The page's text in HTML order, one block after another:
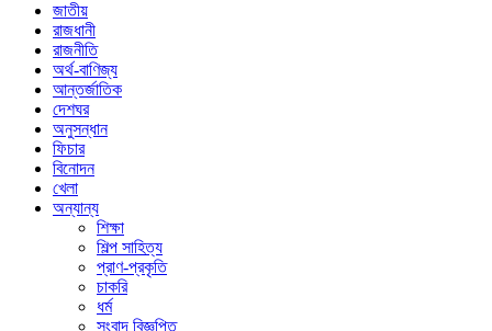
জাতীয়
রাজধানী
রাজনীতি
অর্থ-বাণিজ্য
আন্তর্জাতিক
দেশঘর
অনুসন্ধান
ফিচার
বিনোদন
খেলা
অন্যান্য
শিক্ষা
শিল্প সাহিত্য
প্রাণ-প্রকৃতি
চাকরি
ধর্ম
সংবাদ বিজ্ঞপ্তি